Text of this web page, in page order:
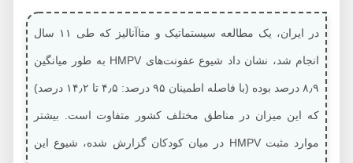
در ایران، یک مطالعه سیستماتیک و متاآنالیز که طی ۱۱ سال
انجام شد، نشان داد شیوع عفونت‌های HMPV به طور میانگین
۸٫۹ درصد بوده (با فاصله اطمینان ۹۵ درصد: ۴٫۵ تا ۱۴٫۲ درصد)
که این میزان در مناطق مختلف کشور متفاوت است. بیشتر
موارد مثبت HMPV در میان کودکان گزارش شده، شیوع این